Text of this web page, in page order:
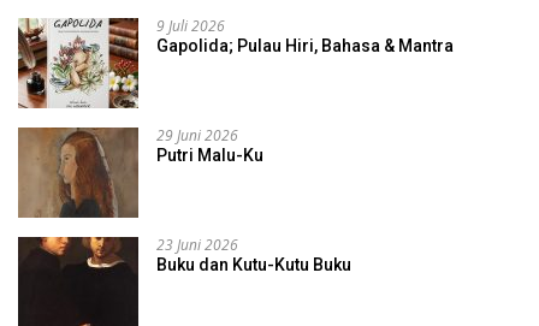
9 Juli 2026
Gapolida; Pulau Hiri, Bahasa & Mantra
29 Juni 2026
Putri Malu-Ku
23 Juni 2026
Buku dan Kutu-Kutu Buku